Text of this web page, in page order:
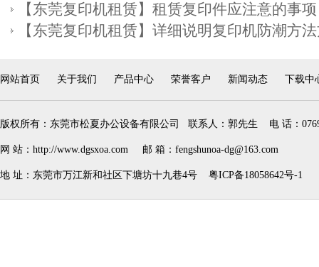
【东莞复印机租赁】租赁复印件应注意的事项
【东莞复印机租赁】详细说明复印机防潮方
网站首页 关于我们 产品中心 荣誉客户 新闻动态 下载中
版权所有：东莞市松夏办公设备有限公司 联系人：郭先生 电 话：
网 站： http://www.dgsxoa.com 邮 箱：fengshunoa-dg@163.com
地 址：东莞市万江新和社区下塘坊十九巷4号 粤ICP备18058642号-1